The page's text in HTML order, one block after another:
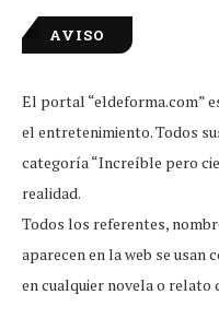
AVISO
El portal “eldeforma.com”
el entretenimiento. Todos
categoría “Increíble pero
realidad.
Todos los referentes,
aparecen en la web se usan
en cualquier novela o relato